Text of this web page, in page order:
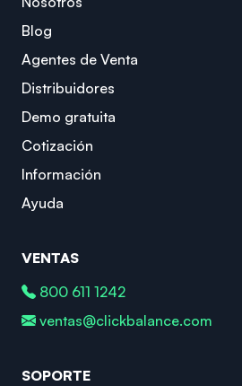
Blog
Agentes de Venta
Distribuidores
Demo gratuita
Cotización
Información
Ayuda
VENTAS
800 611 1242
ventas@clickbalance.com
SOPORTE